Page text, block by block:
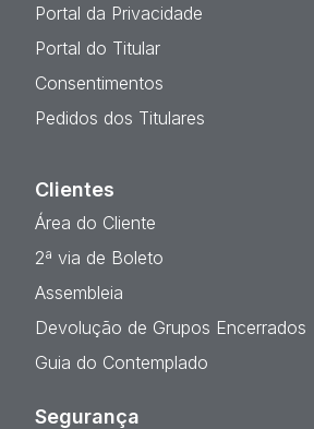
Portal da Privacidade
Portal do Titular
Consentimentos
Pedidos dos Titulares
Clientes
Área do Cliente
2ª via de Boleto
Assembleia
Devolução de Grupos Encerrados
Guia do Contemplado
Segurança